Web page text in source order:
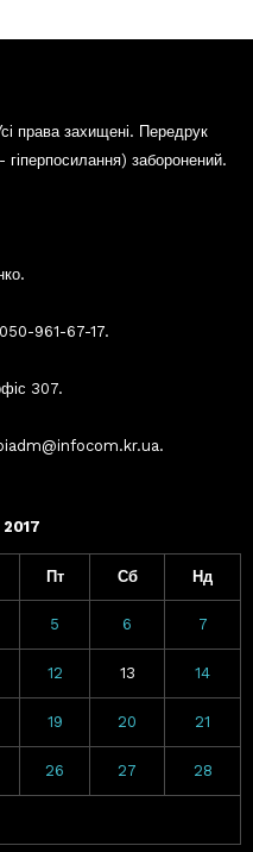
права захищені. Передрук
заборонений.
961-67-17.
307.
Пт Сб Нд
5 6 7
12 13 14
19 20 21
26 27 28